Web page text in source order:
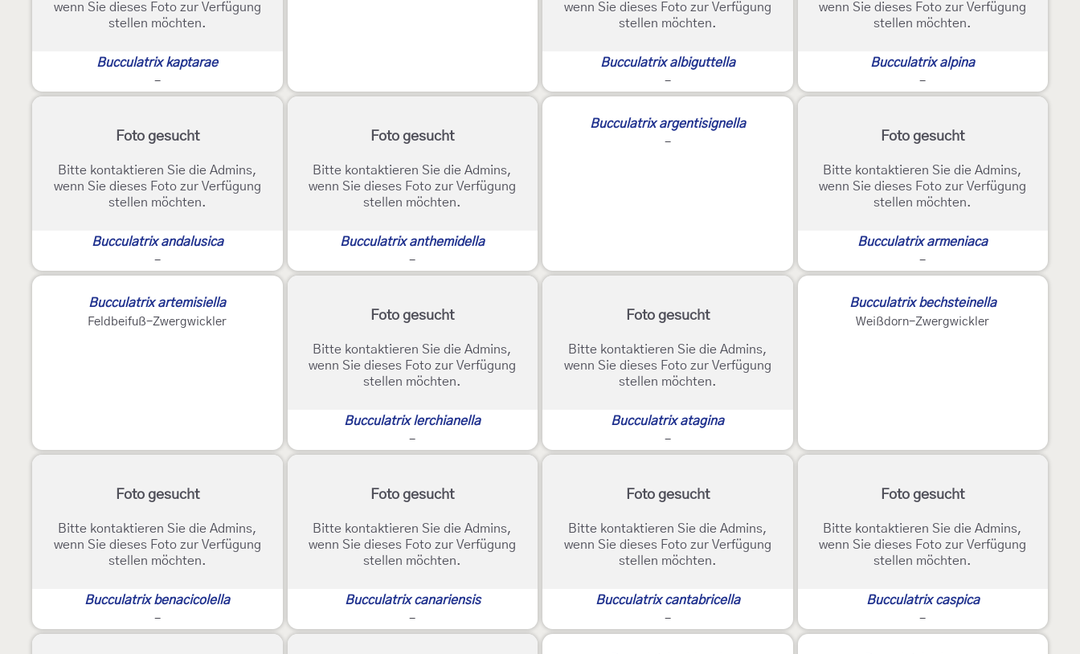
wenn Sie dieses Foto zur Verfügung
stellen möchten.
Bucculatrix kaptarae
-
wenn Sie dieses Foto zur Verfügung
stellen möchten.
Bucculatrix albiguttella
-
wenn Sie dieses Foto zur Verfügung
stellen möchten.
Bucculatrix alpina
-
Foto gesucht
Bitte kontaktieren Sie die Admins,
wenn Sie dieses Foto zur Verfügung
stellen möchten.
Bucculatrix andalusica
-
Foto gesucht
Bitte kontaktieren Sie die Admins,
wenn Sie dieses Foto zur Verfügung
stellen möchten.
Bucculatrix anthemidella
-
Bucculatrix argentisignella
- Foto gesucht
Bitte kontaktieren Sie die Admins,
wenn Sie dieses Foto zur Verfügung
stellen möchten.
Bucculatrix armeniaca
-
Bucculatrix artemisiella
Feldbeifuß-Zwergwickler Foto gesucht
Bitte kontaktieren Sie die Admins,
wenn Sie dieses Foto zur Verfügung
stellen möchten.
Bucculatrix lerchianella
-
Foto gesucht
Bitte kontaktieren Sie die Admins,
wenn Sie dieses Foto zur Verfügung
stellen möchten.
Bucculatrix atagina
-
Bucculatrix bechsteinella
Weißdorn-Zwergwickler
Foto gesucht
Bitte kontaktieren Sie die Admins,
wenn Sie dieses Foto zur Verfügung
stellen möchten.
Bucculatrix benacicolella
-
Foto gesucht
Bitte kontaktieren Sie die Admins,
wenn Sie dieses Foto zur Verfügung
stellen möchten.
Bucculatrix canariensis
-
Foto gesucht
Bitte kontaktieren Sie die Admins,
wenn Sie dieses Foto zur Verfügung
stellen möchten.
Bucculatrix cantabricella
-
Foto gesucht
Bitte kontaktieren Sie die Admins,
wenn Sie dieses Foto zur Verfügung
stellen möchten.
Bucculatrix caspica
-